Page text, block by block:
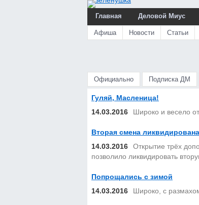
Главная Деловой Миус
Афиша Новости Статьи
Официально Подписка ДМ
Гуляй, Масленица!
14.03.2016
Широко и весело
Вторая смена ликвидирована
14.03.2016
Открытие трёх
позволило ликвидировать
Попрощались с зимой
14.03.2016
Широко, с